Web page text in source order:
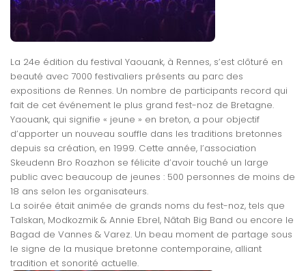
La 24e édition du festival Yaouank, à Rennes, s’est clôturé en
beauté avec 7000 festivaliers présents au parc des
expositions de Rennes. Un nombre de participants record qui
fait de cet événement le plus grand fest-noz de Bretagne.
Yaouank, qui signifie « jeune » en breton, a pour objectif
d’apporter un nouveau souffle dans les traditions bretonnes
depuis sa création, en 1999. Cette année, l’association
Skeudenn Bro Roazhon se félicite d’avoir touché un large
public avec beaucoup de jeunes : 500 personnes de moins de
18 ans selon les organisateurs.
La soirée était animée de grands noms du fest-noz, tels que
Talskan, Modkozmik & Annie Ebrel, Nâtah Big Band ou encore le
Bagad de Vannes & Varez. Un beau moment de partage sous
le signe de la musique bretonne contemporaine, alliant
tradition et sonorité actuelle.